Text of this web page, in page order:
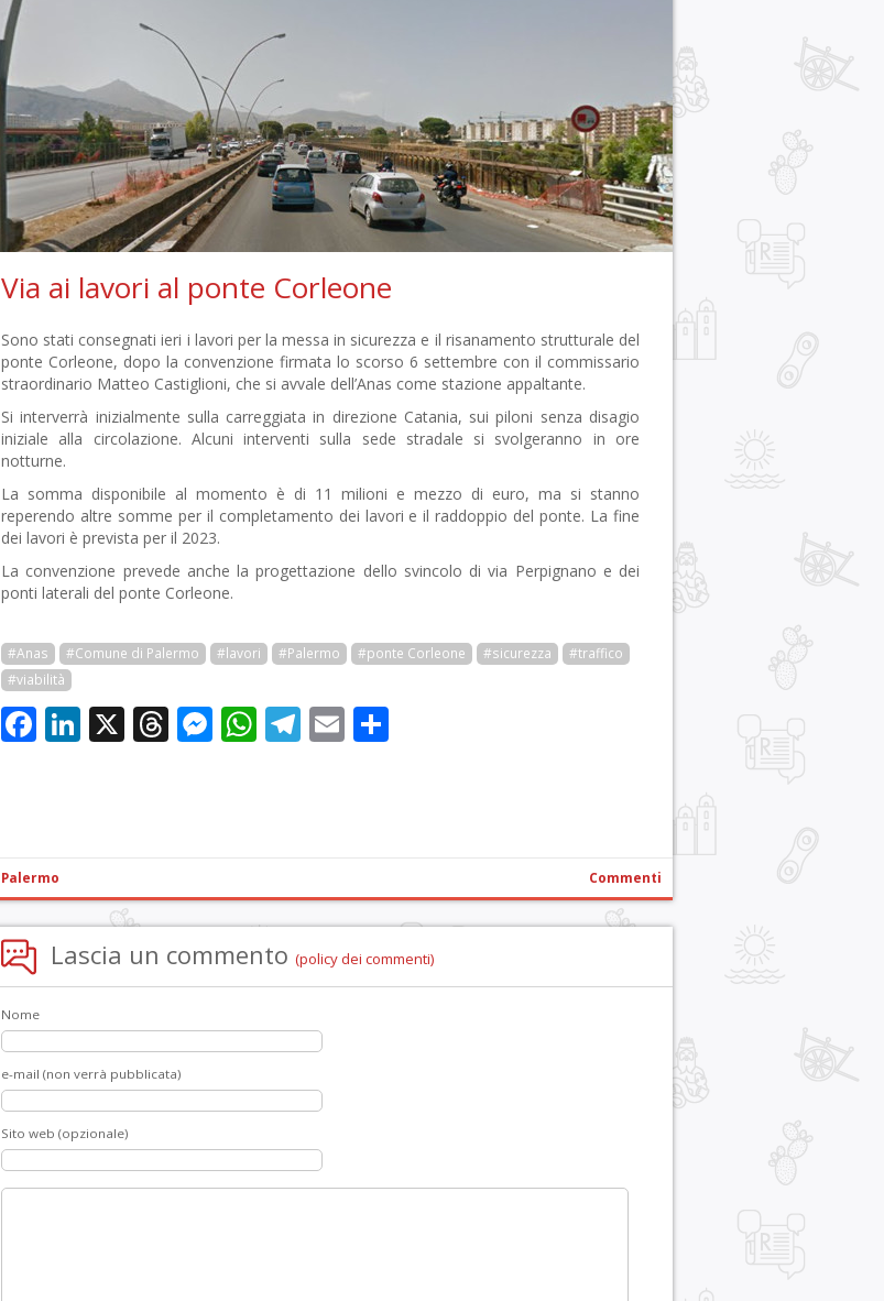
Via ai lavori al ponte Corleone
Sono stati consegnati ieri i lavori per la messa in sicurezza e il risanamento strutturale del
ponte Corleone, dopo la convenzione firmata lo scorso 6 settembre con il commissario
straordinario Matteo Castiglioni, che si avvale dell’Anas come stazione appaltante.
Si interverrà inizialmente sulla carreggiata in direzione Catania, sui piloni senza disagio
iniziale alla circolazione. Alcuni interventi sulla sede stradale si svolgeranno in ore
notturne.
La somma disponibile al momento è di 11 milioni e mezzo di euro, ma si stanno
reperendo altre somme per il completamento dei lavori e il raddoppio del ponte. La fine
dei lavori è prevista per il 2023.
La convenzione prevede anche la progettazione dello svincolo di via Perpignano e dei
ponti laterali del ponte Corleone.
#Anas #Comune di Palermo #lavori #Palermo #ponte Corleone #sicurezza
#traffico
#viabilità
Facebook
LinkedIn
X Threads
Messenger
WhatsApp
Telegram
Email
Palermo Commenti
Lascia un commento (policy dei commenti)
Nome
e-mail (non verrà pubblicata)
Sito web (opzionale)